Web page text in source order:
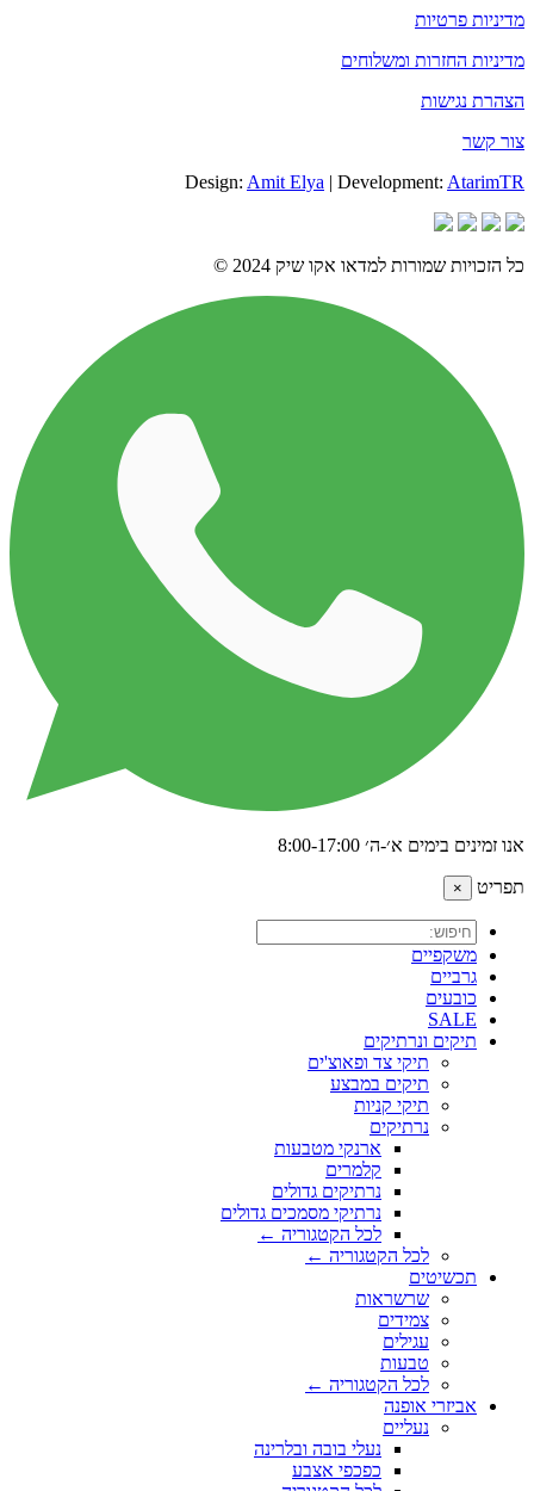
מדיניות פרטיות
מדיניות החזרות ומשלוחים
הצהרת נגישות
צור קשר
Design: Amit Elya | Development: AtarimTR
כל הזכויות שמורות למדאו אקו שיק 2024 ©
אנו זמינים בימים א׳-ה׳ 8:00-17:00
תפריט ×
משקפיים
גרביים
כובעים
SALE
תיקים ונרתיקים
תיקי צד ופאוצ'ים
תיקים במבצע
תיקי קניות
נרתיקים
ארנקי מטבעות
קלמרים
נרתיקים גדולים
נרתיקי מסמכים גדולים
לכל הקטגוריה ←
לכל הקטגוריה ←
תכשיטים
שרשראות
צמידים
עגילים
טבעות
לכל הקטגוריה ←
אביזרי אופנה
נעליים
נעלי בובה ובלרינה
כפכפי אצבע